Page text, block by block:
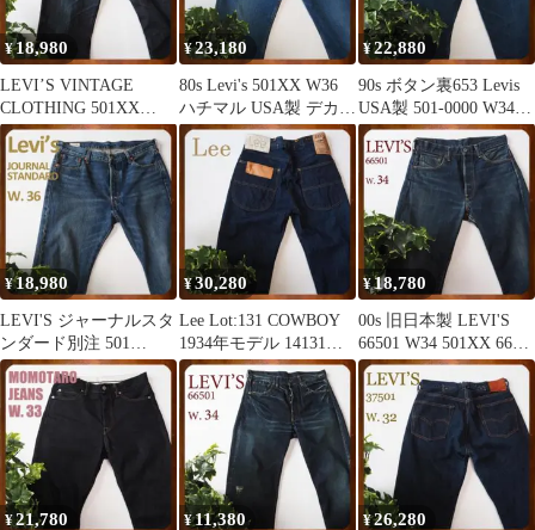
¥18,980
LEVI’S VINTAGE
CLOTHING 501XX
47501-0200
¥23,180
80s Levi's 501XX W36
ハチマル USA製 デカサ
イ
¥22,880
90s ボタン裏653 Levis
USA製 501-0000 W34
デニム
¥18,980
LEVI'S ジャーナルスタ
ンダード別注 501
A9517-0002 W36
¥30,280
Lee Lot:131 COWBOY
1934年モデル 14131サ
ンプル品？
¥18,780
00s 旧日本製 LEVI'S
66501 W34 501XX 66年
モデル復刻
¥21,780 ¥11,380 ¥26,280